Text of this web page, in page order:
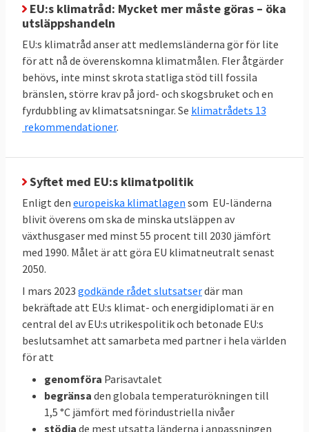
Andelen förnybar energi i EU ska fördubblas
mellan 2020 och 2030 till minst 42,5 procent,
men gärna 45 procent. Sverige har i särklass
den största andelen förnybar energi bland
EU-länderna:66 procent 2023. Inte heller här
finns något specifikt krav på enskilda
medlemsländer utan målet är gemensamt.
förnyelsebar energi
procent
42,5 – 45
procent
Sverige
66
procent
Inget
bindande
EU-mål
se källan.
EU:s klimatråd: Mycket mer måste göras – öka
utsläppshandeln
EU:s klimatråd anser att medlemsländerna gör för lite
för att nå de överenskomna klimatmålen. Fler åtgärder
behövs, inte minst skrota statliga stöd till fossila
bränslen, större krav på jord- och skogsbruket och en
fyrdubbling av klimatsatsningar. Se klimatrådets 13
rekommendationer.
Syftet med EU:s klimatpolitik
Enligt den europeiska klimatlagen som EU-länderna
blivit överens om ska de minska utsläppen av
växthusgaser med minst 55 procent till 2030 jämfört
med 1990. Målet är att göra EU klimatneutralt senast
2050.
I mars 2023 godkände rådet slutsatserdär man
bekräftade att EU:s klimat- och energidiplomati är en
central del av EU:s utrikespolitik och betonade EU:s
beslutsamhet att samarbeta med partner i hela världen
för att
genomföra Parisavtalet
begränsa den globala temperaturökningen till
1,5 °C jämfört med förindustriella nivåer
stödja de mest utsatta länderna i anpassningen